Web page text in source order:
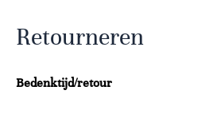
Retourneren
Bedenktijd/retour